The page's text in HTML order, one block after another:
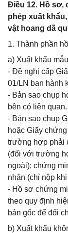
Điều 12. Hồ sơ,
phép xuất
vật hoang dã
1. Thành phần
a) Xuất khẩu
- Đề nghị cấp
01/LN ban hành
- Bản sao chụp
bên có liên quan.
- Bản sao chụp
hoặc Giấy
trường hợp phải
(đối với trường
ngoài); chứng
nhân (chỉ nộp
- Hồ sơ chứng
theo quy định
bản gốc để đối
b) Xuất khẩu